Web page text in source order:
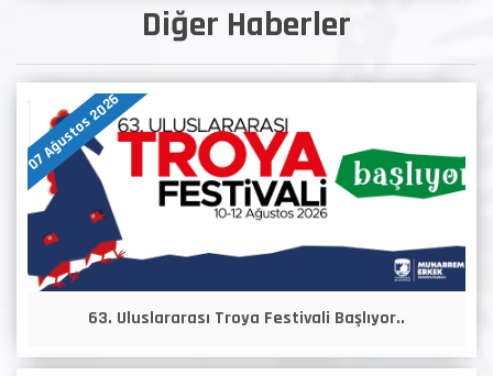
Diğer Haberler
07 Ağustos 2026
63. Uluslararası Troya Festivali Başlıyor..